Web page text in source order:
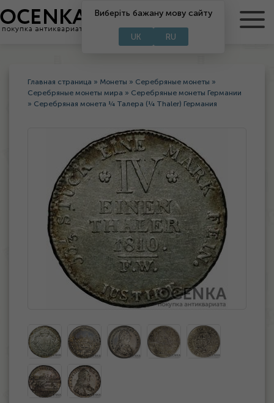
RU
Виберіть бажану мову сайту
UK RU
Главная страница » Монеты » Серебряные монеты »
Серебряные монеты мира » Серебряные монеты Германии
» Серебряная монета ¼ Талера (¼ Thaler) Германия